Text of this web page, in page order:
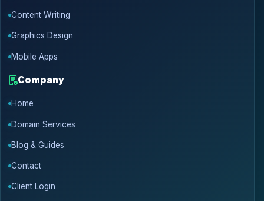
Content Writing
Graphics Design
Mobile Apps
Company
Home
Domain Services
Blog & Guides
Contact
Client Login